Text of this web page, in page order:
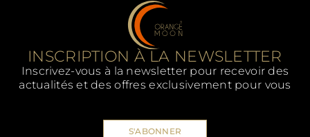
INSCRIPTION À LA NEWSLETTER
Inscrivez-vous à la newsletter pour recevoir des
actualités et des offres exclusivement pour vous
S'ABONNER